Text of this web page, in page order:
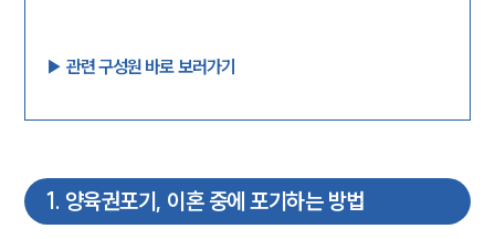
▶︎ 관련 구성원 바로 보러가기
1. 양육권포기, 이혼 중에 포기하는 방법